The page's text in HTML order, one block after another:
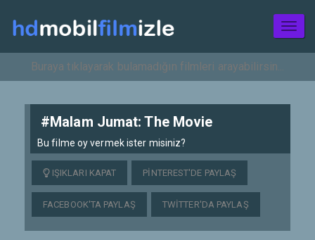
#Malam Jumat: The Movie
Bu filme oy vermek ister misiniz?
IŞIKLARI KAPAT PINTEREST'DE PAYLAŞ
FACEBOOK'TA PAYLAŞ TWITTER'DA PAYLAŞ